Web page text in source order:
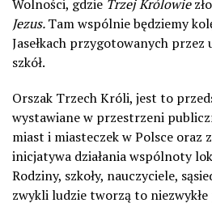
Wolności, gdzie Trzej Królowie
Jezus.Tam wspólnie będziemy
Jasełkach przygotowanych
szkół.
Orszak Trzech Króli, jest to
wystawiane w przestrzeni
miast i miasteczek w Polsce oraz
inicjatywa działania wspólnoty
Rodziny, szkoły, nauczyciele,
zwykli ludzie tworzą to